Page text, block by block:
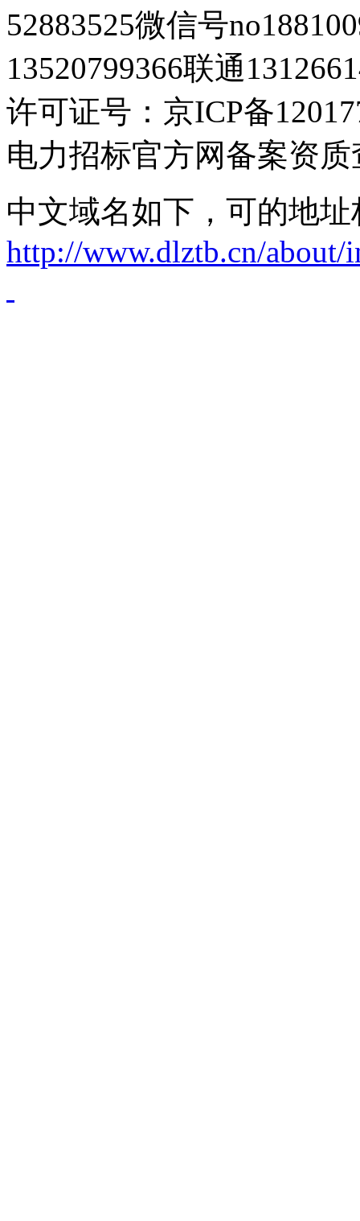
52883525微信号
13520799366联通
许可证号：京ICP备
电力招标官方网备案资质
中文域名如下，可的地
http://www.dlztb.cn/about/